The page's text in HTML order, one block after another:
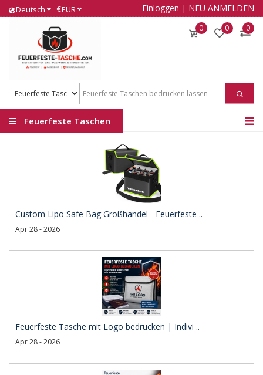
Deutsch €EUR Einloggen | NEU ANMELDEN
0 0 0
Feuerfeste Taschen
Custom Lipo Safe Bag Großhandel - Feuerfeste ..
Apr 28 - 2026
Feuerfeste Tasche mit Logo bedrucken | Indivi ..
Apr 28 - 2026